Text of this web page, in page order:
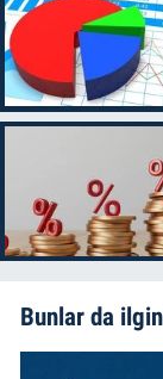
Bunlar da